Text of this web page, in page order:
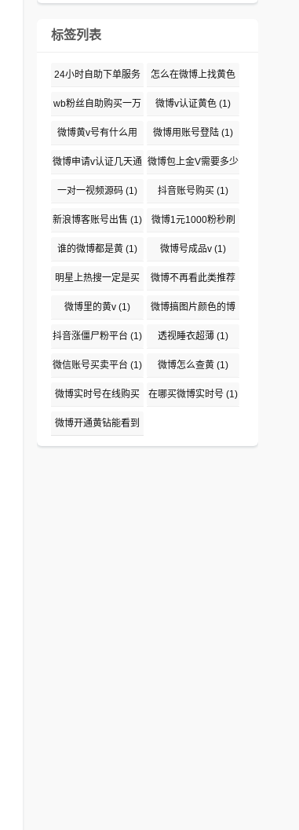
标签列表
24小时自助下单服务
(1)
怎么在微博上找黄色
(1)
wb粉丝自助购买一万
(1)
微博v认证黄色 (1)
微博黄v号有什么用
(1)
微博用账号登陆 (1)
微博申请v认证几天通
过(1)
微博包上金V需要多少
钱(1)
一对一视频源码 (1) 抖音账号购买 (1)
新浪博客账号出售 (1) 微博1元1000粉秒刷
(1)
谁的微博都是黄 (1) 微博号成品v (1)
明星上热搜一定是买
吗(1)
微博不再看此类推荐
(1)
微博里的黄v (1) 微博搞图片颜色的博
主盘点(1)
抖音涨僵尸粉平台 (1) 透视睡衣超薄 (1)
微信账号买卖平台 (1) 微博怎么查黄 (1)
微博实时号在线购买
平台(1)
在哪买微博实时号 (1)
微博开通黄钻能看到
说访问了吗(1)